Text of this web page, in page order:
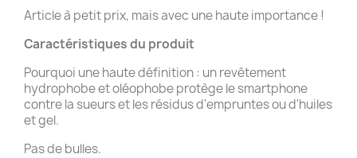
Article à petit prix, mais avec une haute importance !
Caractéristiques du produit
Pourquoi une haute définition : un revêtement
hydrophobe et oléophobe protège le smartphone
contre la sueurs et les résidus d'empruntes ou d'huiles
et gel.
Pas de bulles.